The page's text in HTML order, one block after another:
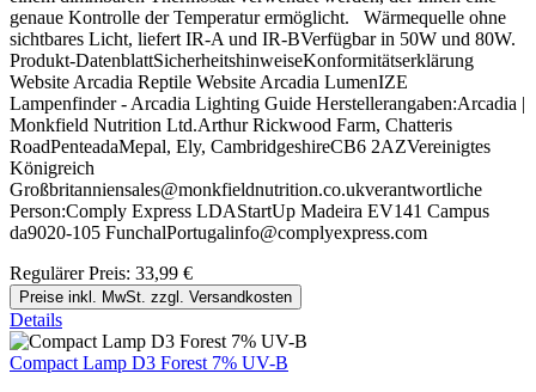
genaue Kontrolle der Temperatur ermöglicht. Wärmequelle ohne
sichtbares Licht, liefert IR-A und IR-BVerfügbar in 50W und 80W.
Produkt-DatenblattSicherheitshinweiseKonformitätserklärung
Website Arcadia Reptile Website Arcadia LumenIZE
Lampenfinder - Arcadia Lighting Guide Herstellerangaben:Arcadia |
Monkfield Nutrition Ltd.Arthur Rickwood Farm, Chatteris
RoadPenteadaMepal, Ely, CambridgeshireCB6 2AZVereinigtes
Königreich
Großbritanniensales@monkfieldnutrition.co.ukverantwortliche
Person:Comply Express LDAStartUp Madeira EV141 Campus
da9020-105 FunchalPortugalinfo@complyexpress.com
Regulärer Preis: 33,99 €
Preise inkl. MwSt. zzgl. Versandkosten
Details
Compact Lamp D3 Forest 7% UV-B